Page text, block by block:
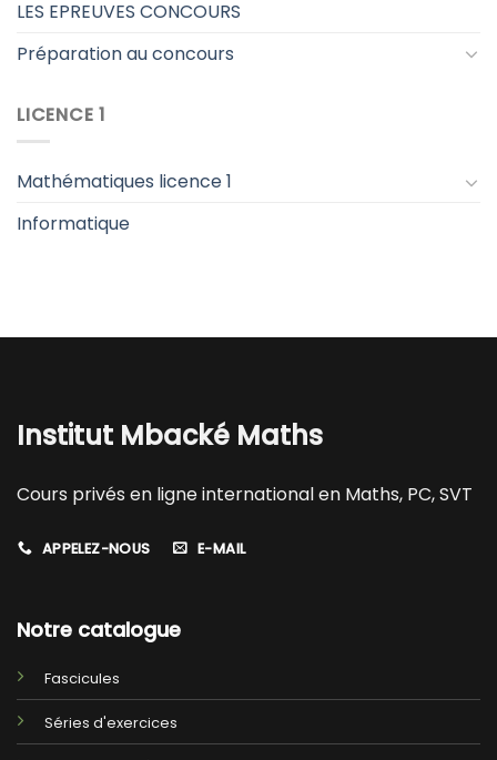
LES EPREUVES CONCOURS
Préparation au concours
LICENCE 1
Mathématiques licence 1
Informatique
Institut Mbacké Maths
Cours privés en ligne international en Maths, PC, SVT
APPELEZ-NOUS E-MAIL
Notre catalogue
Fascicules
Séries d'exercices